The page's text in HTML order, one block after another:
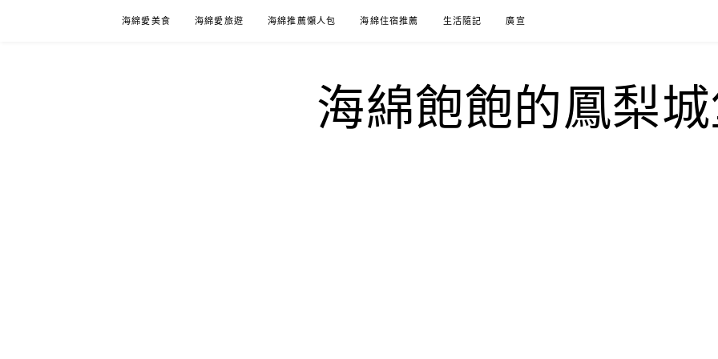
海綿愛美食 海綿愛旅遊 海綿推薦懶人包 海綿住宿推薦 生活隨記 廣宣
海綿飽飽的鳳梨